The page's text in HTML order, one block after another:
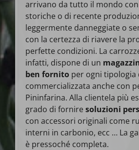
arrivano da tutto il mondo
storiche o di recente
leggermente danneggiate o
con la certezza di riavere la
perfette condizioni. La
infatti, dispone di un
ben fornito per ogni tipologia
commercializzata anche con
Pininfarina. Alla clientela più
grado di forniresoluzioni
con accessori originali come
interni in carbonio, ecc … La
è pressoché completa.